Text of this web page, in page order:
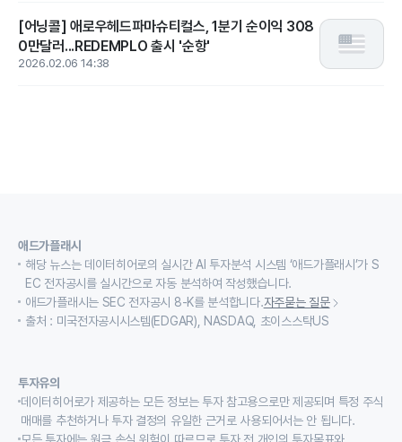
[어닝콜] 애로우헤드파마슈티컬스, 1분기 순이익 308
0만달러...REDEMPLO 출시 '순항'
2026.02.06 14:38
애드가플래시
해당 뉴스는 데이터히어로의 실시간 AI 투자분석 시스템 ‘애드가플래시’가 S
EC 전자공시를 실시간으로 자동 분석하여 작성했습니다.
애드가플래시는 SEC 전자공시 8-K를 분석합니다.자주묻는 질문
출처 : 미국전자공시시스템(EDGAR), NASDAQ, 초이스스탁US
투자유의
데이터히어로가 제공하는 모든 정보는 투자 참고용으로만 제공되며 특정 주식
매매를 추천하거나 투자 결정의 유일한 근거로 사용되어서는 안 됩니다.